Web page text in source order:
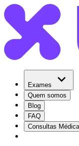
Exames
Quem somos
Blog
FAQ
Consultas